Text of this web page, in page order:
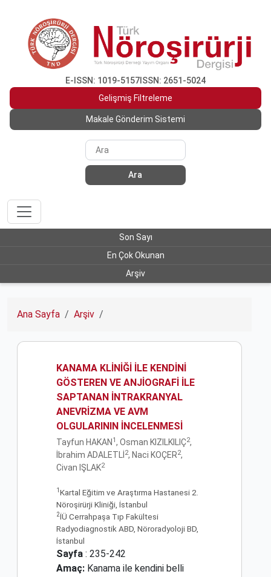
E-ISSN: 1019-5157 ISSN: 2651-5024
Gelişmiş Filtreleme
Makale Gönderim Sistemi
Ara
Son Sayı
En Çok Okunan
Arşiv
Ana Sayfa Arşiv
KANAMA KLİNİĞİ İLE KENDİNİ
GÖSTEREN VE ANJİOGRAFİ İLE
SAPTANAN İNTRAKRANYAL
ANEVRİZMA VE AVM
OLGULARININ İNCELENMESİ
Tayfun HAKAN 1 , Osman KIZILKILIÇ2,
İbrahim ADALETLİ 2, Naci KOÇER2,
Civan IŞLAK2
1 Kartal Eğitim ve Araştırma Hastanesi 2.
Nöroşirürji Kliniği, İstanbul
2İÜ Cerrahpaşa Tıp Fakültesi
Radyodiagnostik ABD, Nöroradyoloji BD,
İstanbul
Sayfa : 235-242
Amaç: Kanama ile kendini belli